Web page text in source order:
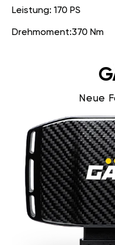
Leistung: 170 PS
Drehmoment:370 Nm
Neue